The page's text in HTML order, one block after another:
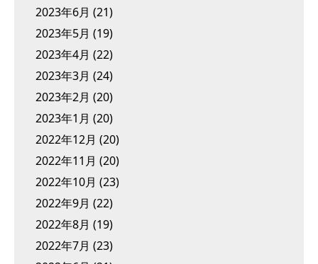
2023年6月 (21)
2023年5月 (19)
2023年4月 (22)
2023年3月 (24)
2023年2月 (20)
2023年1月 (20)
2022年12月 (20)
2022年11月 (20)
2022年10月 (23)
2022年9月 (22)
2022年8月 (19)
2022年7月 (23)